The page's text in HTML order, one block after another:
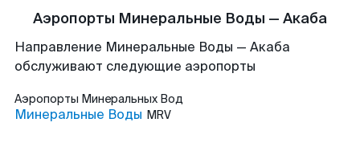
Аэропорты Минеральные Воды — Акаба
Направление Минеральные Воды — Акаба
обслуживают следующие аэропорты
Аэропорты Минеральных Вод
Минеральные Воды MRV